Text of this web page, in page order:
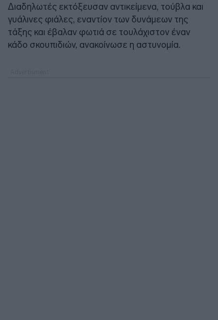
Διαδηλωτές εκτόξευσαν αντικείμενα, τούβλα και
γυάλινες φιάλες, εναντίον των δυνάμεων της
τάξης και έβαλαν φωτιά σε τουλάχιστον έναν
κάδο σκουπιδιών, ανακοίνωσε η αστυνομία.